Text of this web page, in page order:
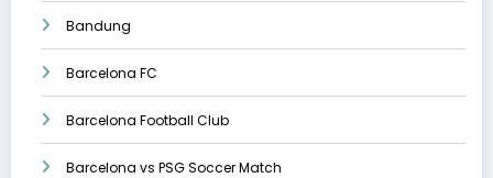
Bandung
Barcelona FC
Barcelona Football Club
Barcelona vs PSG Soccer Match